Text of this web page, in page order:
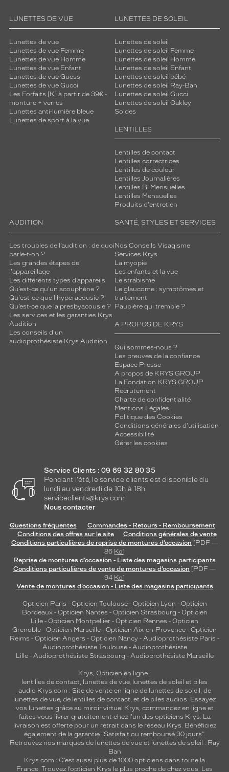
LUNETTES DE VUE
Lunettes de vue
Lunettes de vue Femme
Lunettes de vue Homme
Lunettes de vue Enfant
Lunettes de vue Guess
Lunettes de vue Gucci
Les Forfaits [K] à partir de 39€ -
monture + verres
Lunettes anti-lumière bleue
Lunettes de sport à la vue
LUNETTES DE SOLEIL
Lunettes de soleil
Lunettes de soleil Femme
Lunettes de soleil Homme
Lunettes de soleil Enfant
Lunettes de soleil bébé
Lunettes de soleil Ray-Ban
Lunettes de soleil Gucci
Lunettes de soleil Oakley
Soldes
LENTILLES
Lentilles de contact
Lentilles correctrices
Lentilles de couleur
Lentilles Journalières
Lentilles Bi Mensuelles
Lentilles Mensuelles
Produits d'entretien
AUDITION
Les troubles de l’audition : de quoi
parle-t-on ?
Les grandes étapes de
l'appareillage
Les différents types d’appareils
Qu’est-ce qu'un acouphène ?
Qu'est-ce que l'hyperacousie ?
Qu’est-ce que la presbyacousie ?
Les services et les garanties Krys
Audition
Les conseils d'un
audioprothésiste Krys Audition
SANTÉ, STYLES ET SERVICES
Nos Conseils Visagisme
Services Krys
La myopie
Les enfants et la vue
Le strabisme
Le glaucome : symptômes et
traitement
Paupière qui tremble ?
A PROPOS DE KRYS
Qui sommes-nous ?
Les preuves de la confiance
Espace Presse
A propos de KRYS GROUP
La Fondation KRYS GROUP
Recrutement
Charte de confidentialité
Mentions Légales
Politique des Cookies
Conditions générales d'utilisation
Accessibilité
Gérer les cookies
Service Clients : 09 69 32 80 35
Pendant l'été, le service clients est disponible du
lundi au vendredi de 10h à 18h.
serviceclients@krys.com
Nous contacter
Questions fréquentes
Commandes - Retours - Remboursement
Conditions des offres sur le site
Conditions générales de vente
Conditions particulières de reprise de montures d’occasion [PDF —
86 Ko]
Reprise de montures d’occasion - Liste des magasins participants
Conditions particulières de vente de montures d’occasion [PDF —
94 Ko]
Vente de montures d’occasion - Liste des magasins participants
Opticien Paris - Opticien Toulouse- Opticien Lyon - Opticien
Bordeaux- Opticien Nantes - Opticien Strasbourg - Opticien
Lille - Opticien Montpellier - Opticien Rennes - Opticien
Grenoble - Opticien Marseille - Opticien Aix-en-Provence - Opticien
Reims - Opticien Angers - Opticien Nancy - Audioprothésiste Paris -
Audioprothésiste Toulouse- Audioprothésiste
Lille- Audioprothésiste Strasbourg - Audioprothésiste Marseille
Krys, Opticien en ligne :
lentilles de contact, lunettes de vue, lunettes de soleil et piles
audio Krys.com : Site de vente en ligne de lunettes de soleil, de
lunettes de vue, de lentilles de contact, et de piles audios. Essayez
vos lunettes grâce au miroir virtuel Krys, commandez en ligne et
faites vous livrer gratuitement chez l'un des opticiens Krys. La
livraison est offerte pour un retrait dans le réseau Krys. Bénéficiez
également de la garantie "Satisfait ou remboursé 30 jours".
Retrouvez nos marques de lunettes de vue et lunettes de soleil : Ray
Ban
Krys.com : C’est aussi plus de 1000 opticiens dans toute la
France. Trouvez l’opticien Krys le plus proche de chez vous. Les